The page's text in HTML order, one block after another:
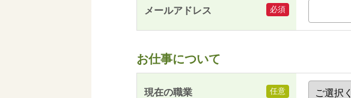
メールアドレス 必須
お仕事について
現在の職業 任意